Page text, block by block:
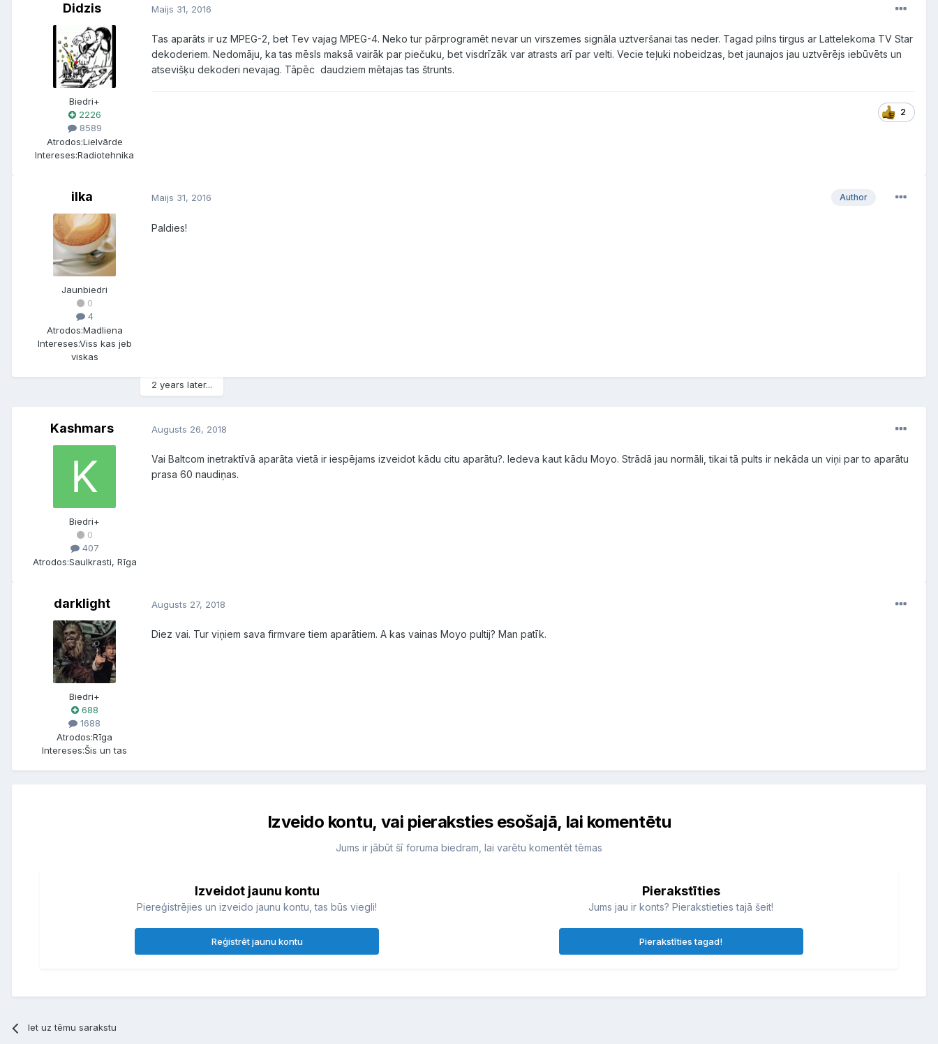
Didzis
Biedri+
2226
8589
Atrodos:Lielvārde
Intereses:Radiotehnika
Maijs 31, 2016
Tas aparāts ir uz MPEG-2, bet Tev vajag MPEG-4. Neko tur pārprogramēt nevar un virszemes signāla uztveršanai tas neder. Tagad pilns tirgus ar Lattelekoma TV Star
dekoderiem. Nedomāju, ka tas mēsls maksā vairāk par piečuku, bet visdrīzāk var atrasts arī par velti. Vecie teļuki nobeidzas, bet jaunajos jau uztvērējs iebūvēts un
atsevišķu dekoderi nevajag. Tāpēc daudziem mētajas tas štrunts.
2
ilka
Jaunbiedri
0
4
Atrodos:Madliena
Intereses:Viss kas jeb
viskas
Author
Maijs 31, 2016
Paldies!
2 years later...
Kashmars
Biedri+
0
407
Atrodos:Saulkrasti, Rīga
Augusts 26, 2018
Vai Baltcom inetraktīvā aparāta vietā ir iespējams izveidot kādu citu aparātu?. Iedeva kaut kādu Moyo. Strādā jau normāli, tikai tā pults ir nekāda un viņi par to aparātu
prasa 60 naudiņas.
darklight
Biedri+
688
1688
Atrodos:Rīga
Intereses:Šis un tas
Augusts 27, 2018
Diez vai. Tur viņiem sava firmvare tiem aparātiem. A kas vainas Moyo pultij? Man patīk.
Izveido kontu, vai pieraksties esošajā, lai komentētu
Jums ir jābūt šī foruma biedram, lai varētu komentēt tēmas
Izveidot jaunu kontu
Piereģistrējies un izveido jaunu kontu, tas būs viegli!
Reģistrēt jaunu kontu
Pierakstīties
Jums jau ir konts? Pierakstieties tajā šeit!
Pierakstīties tagad!
Iet uz tēmu sarakstu